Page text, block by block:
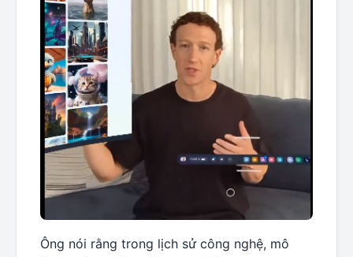
Ông nói rằng trong lịch sử công nghệ, mô